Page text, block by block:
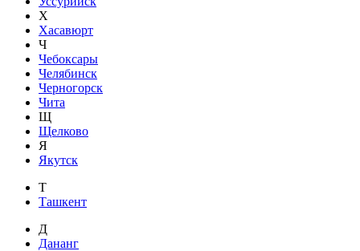
Х
Хасавюрт
Ч
Чебоксары
Челябинск
Черногорск
Чита
Щ
Щелково
Я
Якутск
Т
Ташкент
Д
Дананг